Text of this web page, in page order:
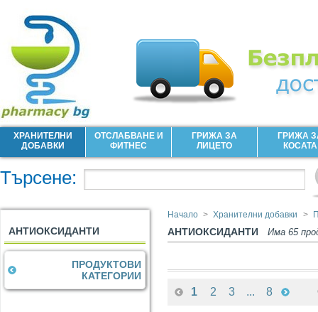
ХРАНИТЕЛНИ
ДОБАВКИ
ОТСЛАБВАНЕ И
ФИТНЕС
ГРИЖА ЗА
ЛИЦЕТО
ГРИЖА
КОСАТА
Търсене:
АНТИОКСИДАНТИ
ПРОДУКТОВИ
КАТЕГОРИИ
Начало > Хранителни добавки >
АНТИОКСИДАНТИ Има 65
1 2 3 ... 8